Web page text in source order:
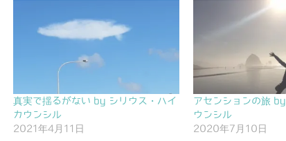
真実で揺るがない by シリウス・ハイ
カウンシル
2021年4月11日
アセンションの旅
ウンシル
2020年7月10日